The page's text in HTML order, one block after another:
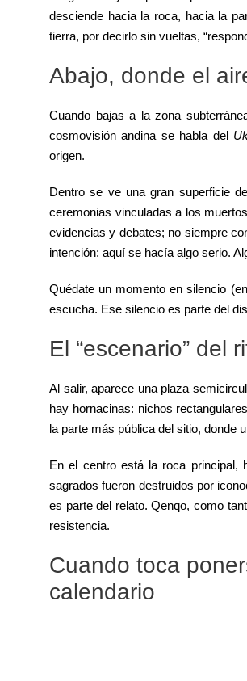
desciende hacia la roca, hacia la
tierra, por decirlo sin vueltas,
Abajo, donde el
Cuando bajas a la zona
cosmovisión andina se habla del
origen.
Dentro se ve una gran superficie
ceremonias vinculadas a los
evidencias y debates; no siempre
intención: aquí se hacía algo serio.
Quédate un momento en silencio
escucha. Ese silencio es parte del
El “escenario” del
Al salir, aparece una plaza
hay hornacinas: nichos
la parte más pública del sitio, donde
En el centro está la roca principal,
sagrados fueron destruidos por
es parte del relato. Qenqo, como
resistencia.
Cuando toca
calendario